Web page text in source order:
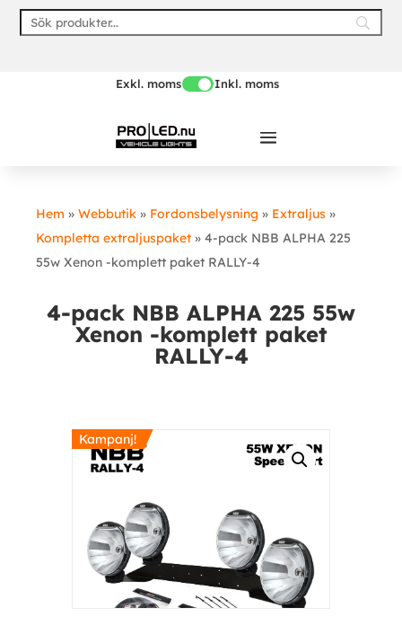
Skip
Exkl. moms Inkl. moms
Hem » Webbutik » Fordonsbelysning » Extraljus »
Kompletta extraljuspaket » 4-pack NBB ALPHA 225
55w Xenon -komplett paket RALLY-4
4-pack NBB ALPHA 225 55w
Xenon -komplett paket
RALLY-4
Kampanj!